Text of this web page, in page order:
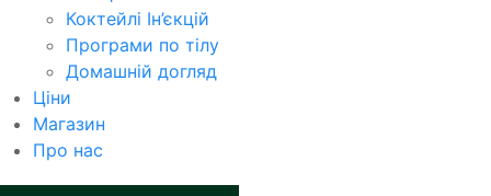
Коктейлі Ін’єкцій
Програми по тілу
Домашній догляд
Ціни
Магазин
Про нас